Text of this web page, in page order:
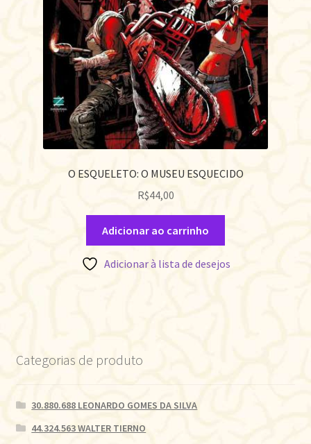
O ESQUELETO: O MUSEU ESQUECIDO
R$44,00
Adicionar ao carrinho
Adicionar à lista de desejos
Categorias de produto
30.880.688 LEONARDO GOMES DA SILVA
44.324.563 WALTER TIERNO